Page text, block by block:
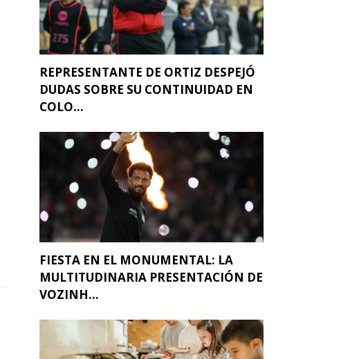
REPRESENTANTE DE ORTIZ DESPEJÓ
DUDAS SOBRE SU CONTINUIDAD EN
COLO...
FIESTA EN EL MONUMENTAL: LA
MULTITUDINARIA PRESENTACIÓN DE
VOZINH...